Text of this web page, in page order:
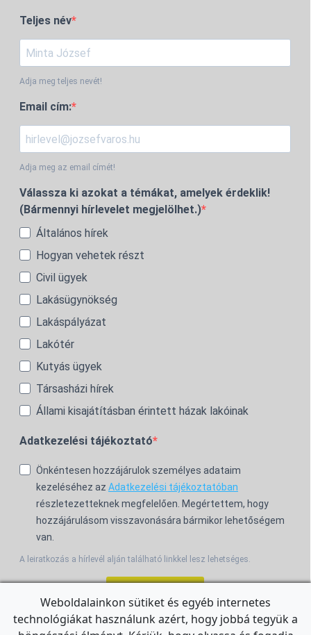
Teljes név
Adja meg teljes nevét!
Email cím:
Adja meg az email címét!
Válassza ki azokat a témákat, amelyek érdeklik!
(Bármennyi hírlevelet megjelölhet.)
Általános hírek
Hogyan vehetek részt
Civil ügyek
Lakásügynökség
Lakáspályázat
Lakótér
Kutyás ügyek
Társasházi hírek
Állami kisajátításban érintett házak lakóinak
Adatkezelési tájékoztató
Önkéntesen hozzájárulok személyes adataim
kezeléséhez az Adatkezelési tájékoztatóban
részletezetteknek megfelelően. Megértettem, hogy
hozzájárulásom visszavonására bármikor lehetőségem
van.
A leiratkozás a hírlevél alján található linkkel lesz lehetséges.
For the English Newsletter, clickHERE.
Weboldalainkon sütiket és egyéb internetes
technológiákat használunk azért, hogy jobbá tegyük a